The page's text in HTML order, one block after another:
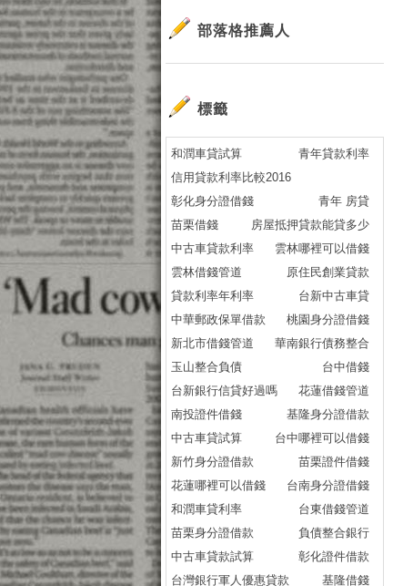
部落格推薦人
標籤
和潤車貸試算
青年貸款利率
信用貸款利率比較2016
彰化身分證借錢
青年 房貸
苗栗借錢
房屋抵押貸款能貸多少
中古車貸款利率
雲林哪裡可以借錢
雲林借錢管道
原住民創業貸款
貸款利率年利率
台新中古車貸
中華郵政保單借款
桃園身分證借錢
新北市借錢管道
華南銀行債務整合
玉山整合負債
台中借錢
台新銀行信貸好過嗎
花蓮借錢管道
南投證件借錢
基隆身分證借款
中古車貸試算
台中哪裡可以借錢
新竹身分證借款
苗栗證件借錢
花蓮哪裡可以借錢
台南身分證借錢
和潤車貸利率
台東借錢管道
苗栗身分證借款
負債整合銀行
中古車貸款試算
彰化證件借款
台灣銀行軍人優惠貸款
基隆借錢